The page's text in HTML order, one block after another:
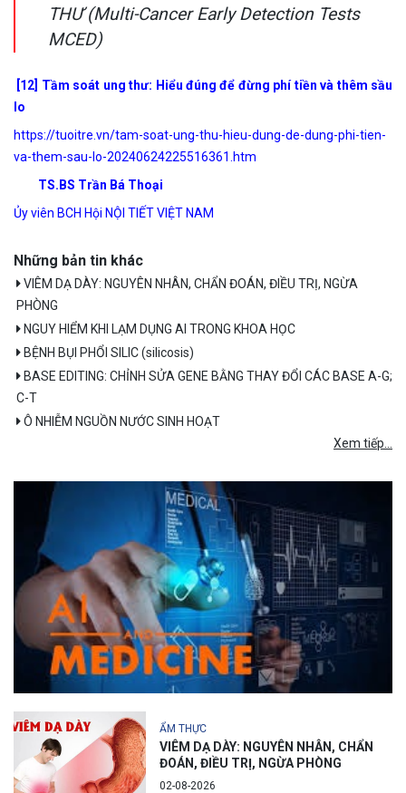
THƯ (Multi-Cancer Early Detection Tests
MCED)
[12] Tầm soát ung thư: Hiểu đúng để đừng phí tiền và thêm sầu
lo
https://tuoitre.vn/tam-soat-ung-thu-hieu-dung-de-dung-phi-tien-
va-them-sau-lo-20240624225516361.htm
TS.BS Trần Bá Thoại
Ủy viên BCH Hội NỘI TIẾT VIỆT NAM
Những bản tin khác
VIÊM DẠ DÀY: NGUYÊN NHÂN, CHẨN ĐOÁN, ĐIỀU TRỊ, NGỪA
PHÒNG
NGUY HIỂM KHI LẠM DỤNG AI TRONG KHOA HỌC
BỆNH BỤI PHỔI SILIC (silicosis)
BASE EDITING: CHỈNH SỬA GENE BẰNG THAY ĐỔI CÁC BASE A-G;
C-T
Ô NHIỄM NGUỒN NƯỚC SINH HOẠT
Xem tiếp...
ẨM THỰC
VIÊM DẠ DÀY: NGUYÊN NHÂN, CHẨN
ĐOÁN, ĐIỀU TRỊ, NGỪA PHÒNG
02-08-2026